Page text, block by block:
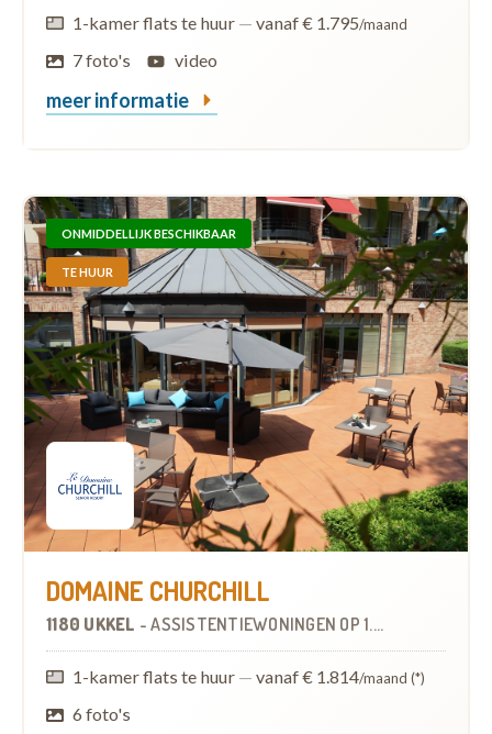
1-kamer flats te huur — vanaf € 1.795/maand
7 foto's video
meer informatie
ONMIDDELLIJK BESCHIKBAAR
TE HUUR
DOMAINE CHURCHILL
1180 UKKEL -ASSISTENTIEWONINGEN OP 1.5 KM
1-kamer flats te huur — vanaf € 1.814/maand (*)
6 foto's